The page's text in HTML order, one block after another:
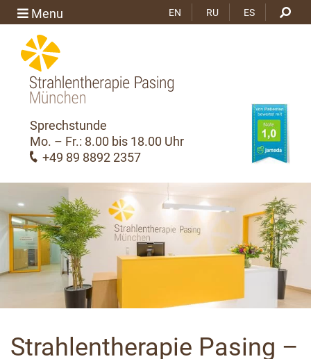
Menu EN RU ES
Sprechstunde
Mo. – Fr.: 8.00 bis 18.00 Uhr
+49 89 8892 2357
Strahlentherapie Pasing –